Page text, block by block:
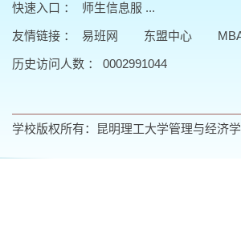
快速入口 ： 师生信息服 ...
友情链接 ： 易班网 东盟中心
历史访问人数 ： 0002991044
学校版权所有：昆明理工大学管理与经济